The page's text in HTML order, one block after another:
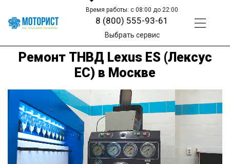
Время работы: с 08:00 до 22:00
8 (800) 555-93-61
Выбрать сервис
Ремонт ТНВД Lexus ES (Лексус
ЕС) в Москве